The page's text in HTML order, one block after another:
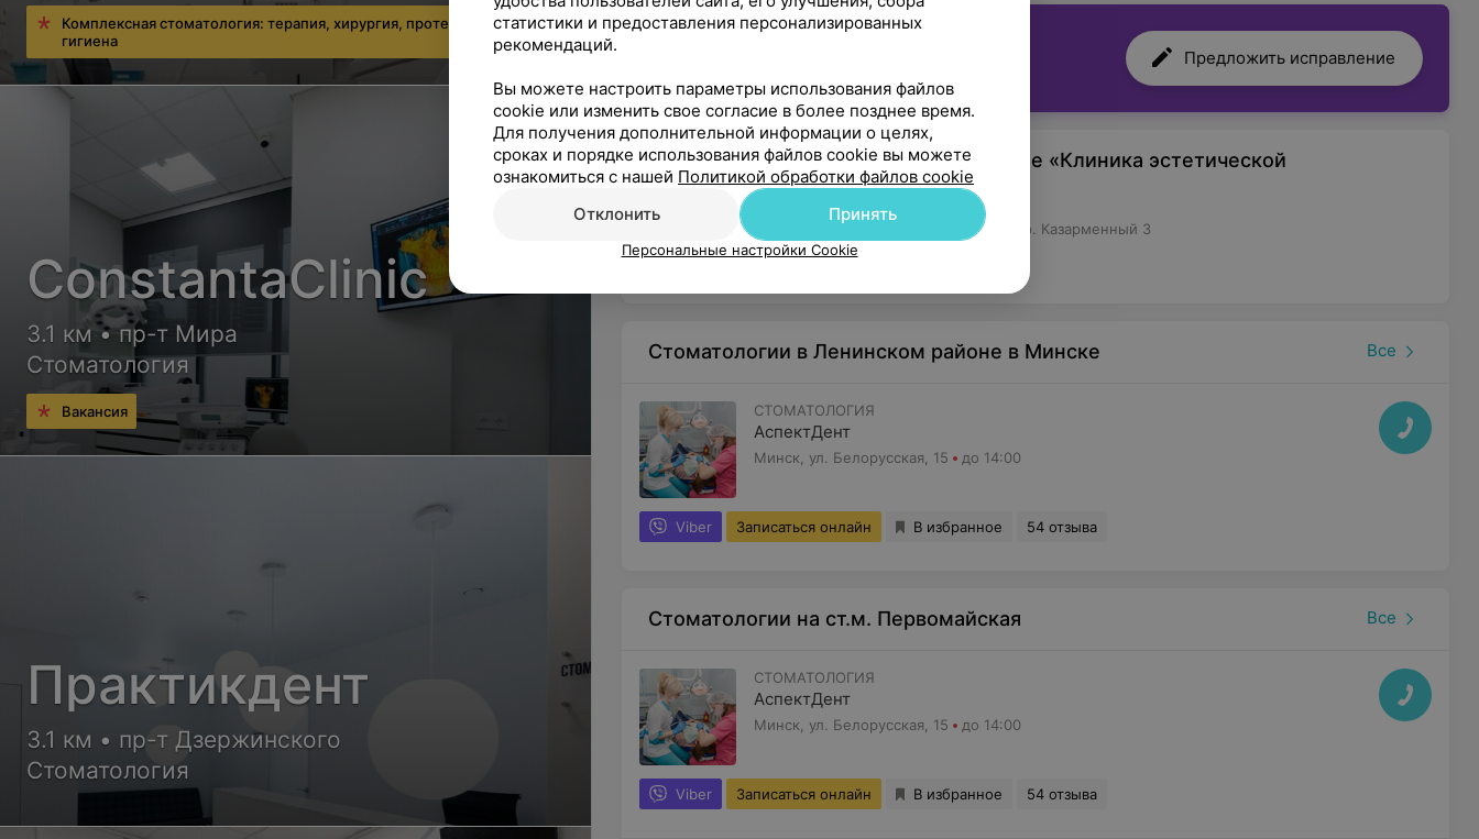
Предложить исправление
Коммунальное унитарное предприятие «Клиника эстетической
стоматологии»
Юридический адрес: г. Минск, Ленинский район, пер. Казарменный 3
УНП: 190235534
Стоматологии в Ленинском районе в Минске Все
СТОМАТОЛОГИЯ
АспектДент
Минск, ул. Белорусская, 15 до 14:00
Viber Записаться онлайн В избранное 54 отзыва
Стоматологии на ст.м. Первомайская Все
СТОМАТОЛОГИЯ
АспектДент
Минск, ул. Белорусская, 15 до 14:00
Viber Записаться онлайн В избранное 54 отзыва
Комплексная стоматология: терапия, хирургия, протезирование и
гигиена
ConstantaClinic
3.1 км • пр-т Мира
Стоматология
Вакансия
Практикдент
3.1 км • пр-т Дзержинского
Стоматология
статистики и предоставления персонализированных
рекомендаций.
Вы можете настроить параметры использования файлов
cookie или изменить свое согласие в более позднее время.
Для получения дополнительной информации о целях,
сроках и порядке использования файлов cookie вы можете
ознакомиться с нашей Политикой обработки файлов cookie
Отклонить
Принять
Персональные настройки Cookie